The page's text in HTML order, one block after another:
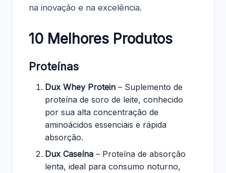
na inovação e na excelência.
10 Melhores Produtos
Proteínas
Dux Whey Protein – Suplemento de
proteína de soro de leite, conhecido
por sua alta concentração de
aminoácidos essenciais e rápida
absorção.
Dux Caseína – Proteína de absorção
lenta, ideal para consumo noturno,